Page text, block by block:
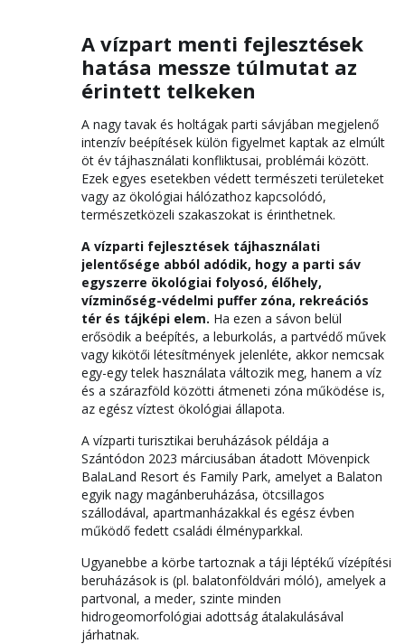
A vízpart menti fejlesztések
hatása messze túlmutat az
érintett telkeken
A nagy tavak és holtágak parti sávjában megjelenő
intenzív beépítések külön figyelmet kaptak az elmúlt
öt év tájhasználati konfliktusai, problémái között.
Ezek egyes esetekben védett természeti területeket
vagy az ökológiai hálózathoz kapcsolódó,
természetközeli szakaszokat is érinthetnek.
A vízparti fejlesztések tájhasználati
jelentősége abból adódik, hogy a parti sáv
egyszerre ökológiai folyosó, élőhely,
vízminőség-védelmi puffer zóna, rekreációs
tér és tájképi elem. Ha ezen a sávon belül
erősödik a beépítés, a leburkolás, a partvédő művek
vagy kikötői létesítmények jelenléte, akkor nemcsak
egy-egy telek használata változik meg, hanem a víz
és a szárazföld közötti átmeneti zóna működése is,
az egész víztest ökológiai állapota.
A vízparti turisztikai beruházások példája a
Szántódon 2023 márciusában átadott Mövenpick
BalaLand Resort és Family Park, amelyet a Balaton
egyik nagy magánberuházása, ötcsillagos
szállodával, apartmanházakkal és egész évben
működő fedett családi élményparkkal.
Ugyanebbe a körbe tartoznak a táji léptékű vízépítési
beruházások is (pl. balatonföldvári móló), amelyek a
partvonal, a meder, szinte minden
hidrogeomorfológiai adottság átalakulásával
járhatnak.